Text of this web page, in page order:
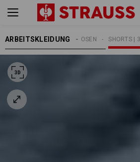
ARBEITSKLEIDUNG SHORTS |
ARBEITSHOSEN
HERREN